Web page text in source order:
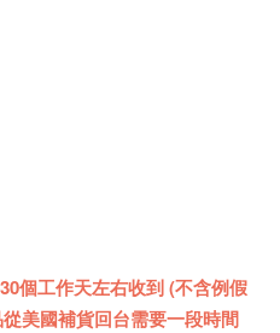
個工作天左右收到 (不含例假
美國補貨回台需要一段時間